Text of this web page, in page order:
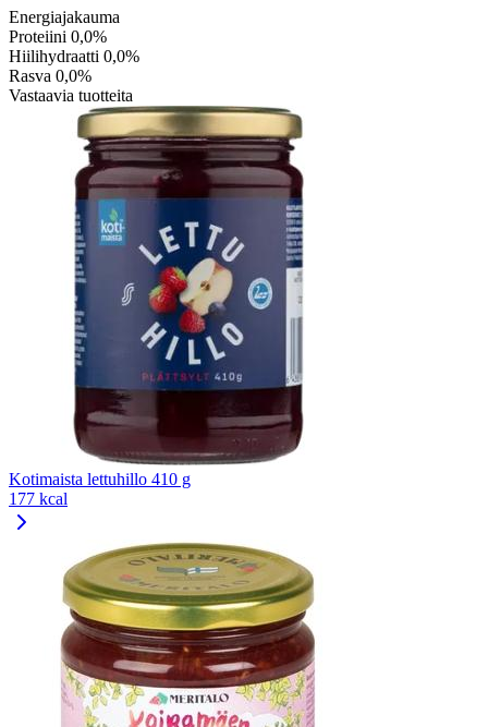
Energiajakauma
Proteiini 0,0%
Hiilihydraatti 0,0%
Rasva 0,0%
Vastaavia tuotteita
Kotimaista lettuhillo 410 g
177 kcal